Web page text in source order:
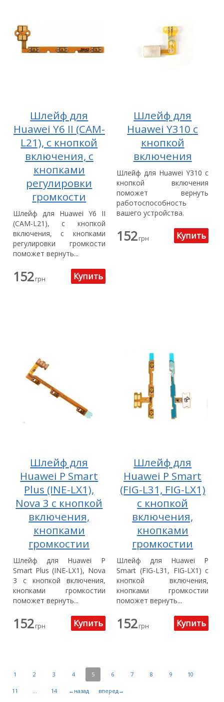
Шлейф для
Huawei Y6 II (CAM-
L21), с кнопкой
включения, с
кнопками
регулировки
громкости
Шлейф для Huawei Y6 II
(CAM-L21), с кнопкой
включения, с кнопками
регулировки громкости
поможет вернуть...
152грн
Шлейф для
Huawei Y310 с
кнопкой
включения
Шлейф для Huawei Y310 с
кнопкой включения
поможет вернуть
работоспособность
вашего устройства.
152грн
Шлейф для
Huawei P Smart
Plus (INE-LX1),
Nova 3 с кнопкой
включения,
кнопками
громкостии
Шлейф для Huawei P
Smart Plus (INE-LX1), Nova
3 с кнопкой включения,
кнопками громкостии
поможет вернуть...
152грн
Шлейф для
Huawei P Smart
(FIG-L31, FIG-LX1)
с кнопкой
включения,
кнопками
громкостии
Шлейф для Huawei P
Smart (FIG-L31, FIG-LX1) с
кнопкой включения,
кнопками громкостии
поможет вернуть...
152грн
1 2 3 4 5 6 7 8 9 10
11 ... 14 ←назад вперед→